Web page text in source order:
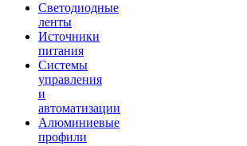
Светодиодные
ленты
Источники
питания
Системы
управления
и
автоматизации
Алюминиевые
профили